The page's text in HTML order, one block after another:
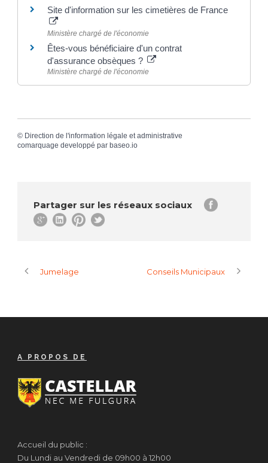
Site d'information sur les cimetières de France
Ministère chargé de l'économie
Êtes-vous bénéficiaire d'un contrat
d'assurance obsèques ?
Ministère chargé de l'économie
© Direction de l'information légale et administrative
comarquage developpé par baseo.io
Partager sur les réseaux sociaux
Jumelage Conseils Municipaux
A PROPOS DE
Accueil du public :
Du Lundi au Vendredi de 09h00 à 12h00